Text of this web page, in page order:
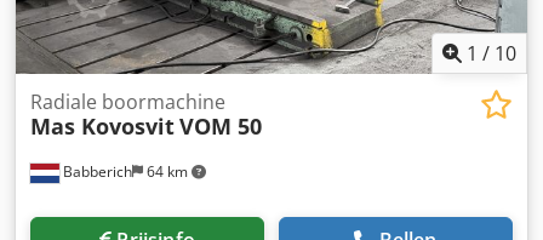
1 / 10
Babberich 64 km
Radiale boormachine
Mas KovosvitVOM 50